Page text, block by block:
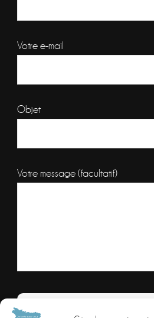
Votre e-mail
Objet
Votre message (facultatif)
Veuillez laisser ce champ vide.
Combien font